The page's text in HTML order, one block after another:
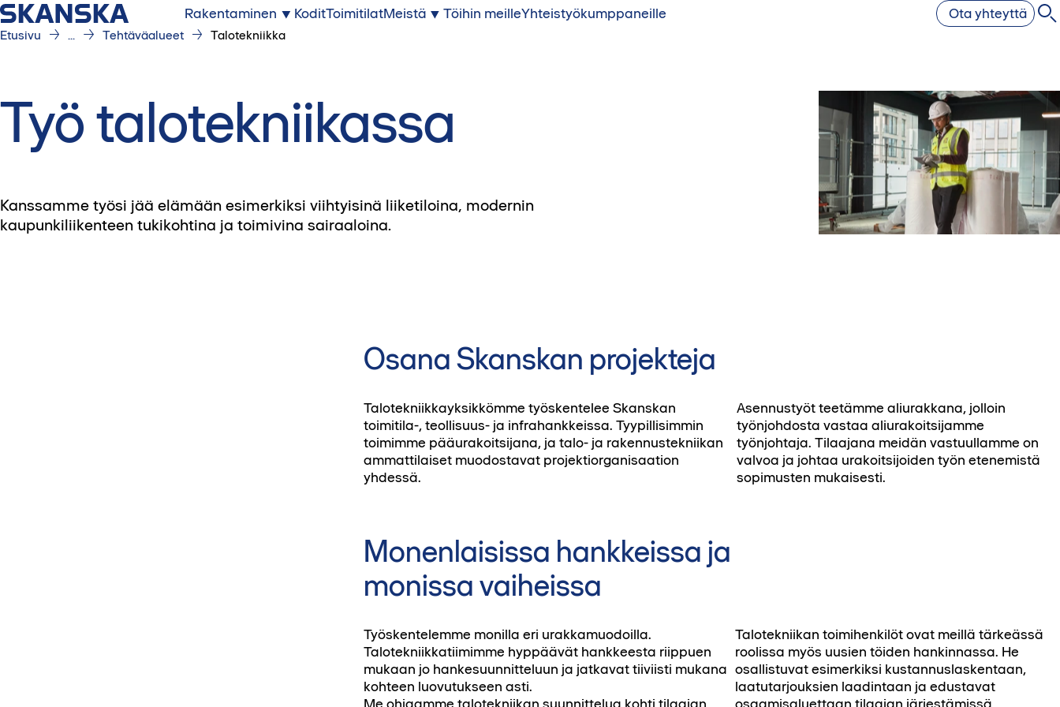
Rakentaminen KoditToimitilatMeistä Töihin meilleYhteistyökumppaneille Ota yhteyttä
Etusivu ... Tehtäväalueet Talotekniikka
Työ talotekniikassa
Kanssamme työsi jää elämään esimerkiksi viihtyisinä liiketiloina, modernin
kaupunkiliikenteen tukikohtina ja toimivina sairaaloina.
Osana Skanskan projekteja
Talotekniikkayksikkömme työskentelee Skanskan
toimitila-, teollisuus- ja infrahankkeissa. Tyypillisimmin
toimimme pääurakoitsijana, ja talo- ja rakennustekniikan
ammattilaiset muodostavat projektiorganisaation
yhdessä.
Asennustyöt teetämme aliurakkana, jolloin
työnjohdosta vastaa aliurakoitsijamme
työnjohtaja. Tilaajana meidän vastuullamme on
valvoa ja johtaa urakoitsijoiden työn etenemistä
sopimusten mukaisesti.
Monenlaisissa hankkeissa ja
monissa vaiheissa
Työskentelemme monilla eri urakkamuodoilla.
Talotekniikkatiimimme hyppäävät hankkeesta riippuen
mukaan jo hankesuunnitteluun ja jatkavat tiiviisti mukana
kohteen luovutukseen asti.
Talotekniikan toimihenkilöt ovat meillä tärkeässä
roolissa myös uusien töiden hankinnassa. He
osallistuvat esimerkiksi kustannuslaskentaan,
laatutarjouksien laadintaan ja edustavat